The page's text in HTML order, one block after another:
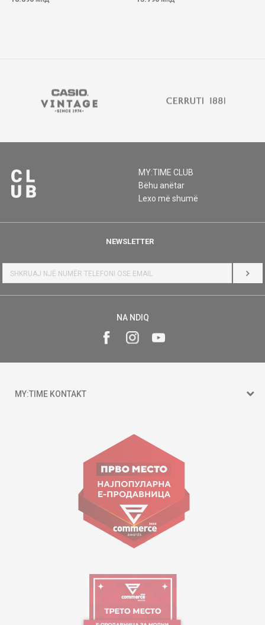
MY:TIME CLUB
Bëhu anëtar
Lexo më shumë
NEWSLETTER
HYR
NA NDIQ
MY:TIME KONTAKT
Goce Nikolovski 74 Shkup
contact@mytime.mk
Orari i punës:
09:00 - 17:00